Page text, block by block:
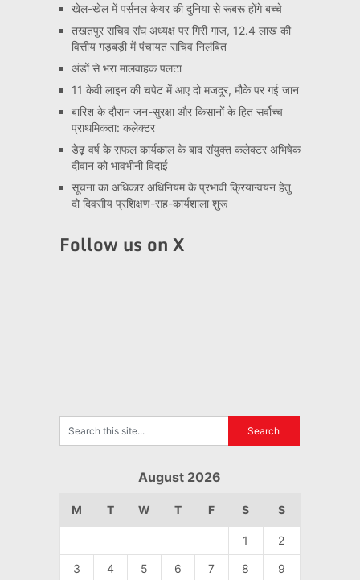
खेल-खेल में पर्सनल केयर की दुनिया से रूबरू होंगे बच्चे
तखतपुर सचिव संघ अध्यक्ष पर गिरी गाज, 12.4 लाख की
वित्तीय गड़बड़ी में पंचायत सचिव निलंबित
अंडों से भरा मालवाहक पलटा
11 केवी लाइन की चपेट में आए दो मजदूर, मौके पर गई जान
बारिश के दौरान जन-सुरक्षा और किसानों के हित सर्वोच्च
प्राथमिकता: कलेक्टर
डेढ़ वर्ष के सफल कार्यकाल के बाद संयुक्त कलेक्टर अभिषेक
दीवान को भावभीनी विदाई
सूचना का अधिकार अधिनियम के प्रभावी क्रियान्वयन हेतु
दो दिवसीय प्रशिक्षण-सह-कार्यशाला शुरू
Follow us on X
August 2026
M T W T F S S
1 2
3 4 5 6 7 8 9